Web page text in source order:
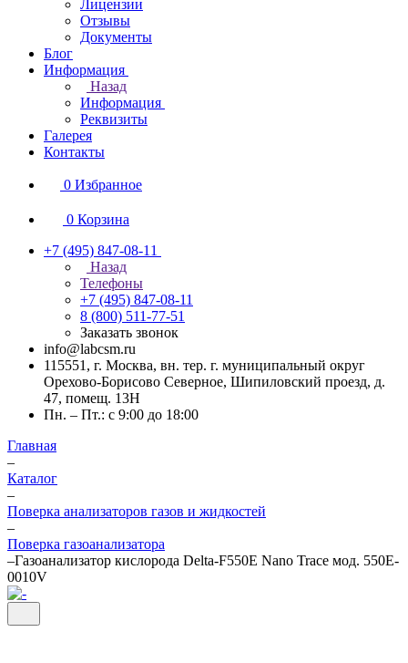
Лицензии
Отзывы
Документы
Блог
Информация
Назад
Информация
Реквизиты
Галерея
Контакты
0 Избранное
0 Корзина
+7 (495) 847-08-11
Назад
Телефоны
+7 (495) 847-08-11
8 (800) 511-77-51
Заказать звонок
info@labcsm.ru
115551, г. Москва, вн. тер. г. муниципальный округ
Орехово-Борисово Северное, Шипиловский проезд, д.
47, помещ. 13Н
Пн. – Пт.: с 9:00 до 18:00
Главная
–
Каталог
–
Поверка анализаторов газов и жидкостей
–
Поверка газоанализатора
–Газоанализатор кислорода Delta-F550E Nano Trace мод. 550E-
0010V